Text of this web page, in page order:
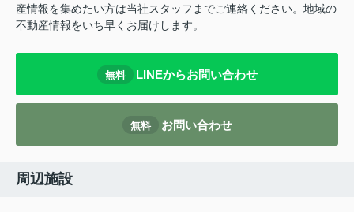
産情報を集めたい方は当社スタッフまでご連絡ください。地域の
不動産情報をいち早くお届けします。
無料 LINEからお問い合わせ
無料 お問い合わせ
周辺施設